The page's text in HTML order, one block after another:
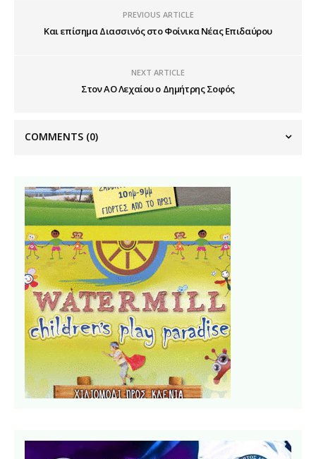
PREVIOUS ARTICLE
Και επίσημα Διασσινός στο Φοίνικα Νέας Επιδαύρου
NEXT ARTICLE
Στον ΑΟ Λεχαίου ο Δημήτρης Σοφός
COMMENTS (0)